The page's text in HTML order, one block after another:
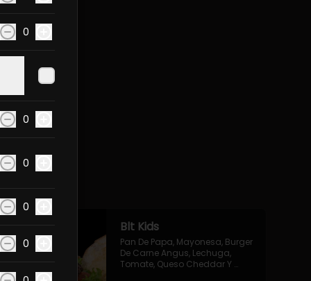
Blt Kids
Pan De Papa, Mayonesa, Burger
De Carne Angus, Lechuga,
Tomate, Queso Cheddar Y
0
0
0
0
0